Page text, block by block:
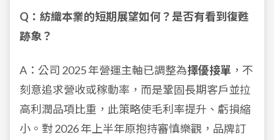
Q：紡織本業的短期展望如何？是否有看到復甦
跡象？
A：公司 2025 年營運主軸已調整為擇優接單 ，不
刻意追求營收或稼動率，而是鞏固長期客戶並拉
高利潤品項比重，此策略使毛利率提升、虧損縮
小。對 2026 年上半年原抱持審慎樂觀，品牌訂